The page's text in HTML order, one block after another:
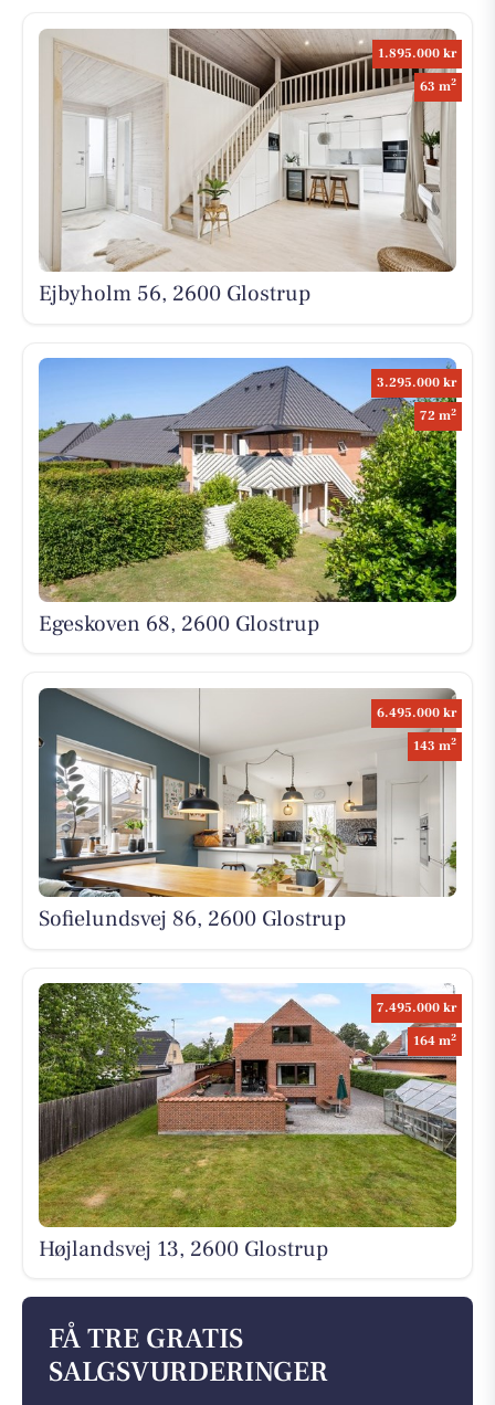
1.895.000 kr
63 m2
Ejbyholm 56, 2600 Glostrup
3.295.000 kr
72 m2
Egeskoven 68, 2600 Glostrup
6.495.000 kr
143 m2
Sofielundsvej 86, 2600 Glostrup
7.495.000 kr
164 m2
Højlandsvej 13, 2600 Glostrup
FÅ TRE GRATIS
SALGSVURDERINGER